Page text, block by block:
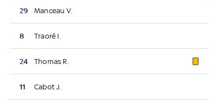
29 Manceau V.
8 Traoré I.
24 Thomas R.
11 Cabot J.